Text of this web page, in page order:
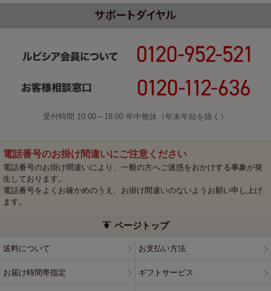
受付時間 10:00～18:00 年中無休（年末年始を除く）
電話番号のお掛け間違いにご注意ください
電話番号のお掛け間違いにより、一般の方へご迷惑をおかけする事象が発
生しております。
電話番号をよくお確かめのうえ、お掛け間違いのないようお願い申し上げ
ます。
ページトップ
送料について お支払い方法
お届け時間帯指定 ギフトサービス